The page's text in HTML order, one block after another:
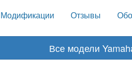
Модификации Отзывы
Все модели